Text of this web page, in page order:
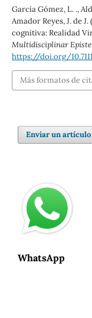
García Gómez, L. .,
Amador Reyes, J. de
cognitiva: Realidad
Multidisciplinar
https://doi.org/
Más formatos de
Enviar un artículo
WhatsApp